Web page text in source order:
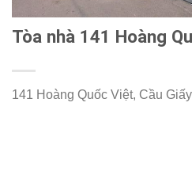
Tòa nhà 141 Hoàng
141 Hoàng Quốc Việt, Cầu Giấy